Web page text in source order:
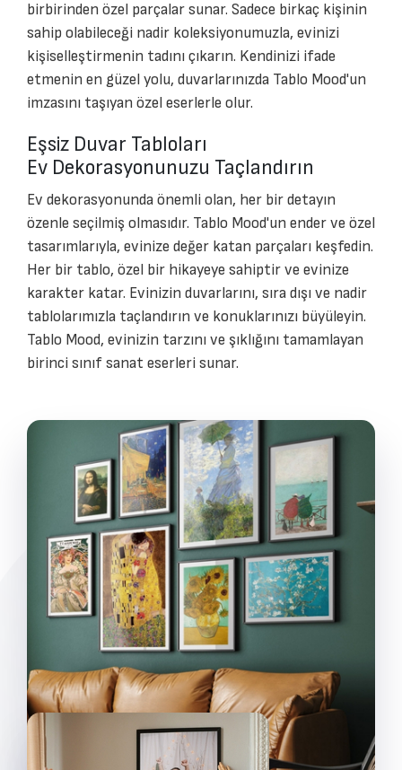
birbirinden özel parçalar sunar. Sadece birkaç kişinin
sahip olabileceği nadir koleksiyonumuzla, evinizi
kişiselleştirmenin tadını çıkarın. Kendinizi ifade
etmenin en güzel yolu, duvarlarınızda Tablo Mood'un
imzasını taşıyan özel eserlerle olur.
Eşsiz Duvar Tabloları
Ev Dekorasyonunuzu Taçlandırın
Ev dekorasyonunda önemli olan, her bir detayın
özenle seçilmiş olmasıdır. Tablo Mood'un ender ve özel
tasarımlarıyla, evinize değer katan parçaları keşfedin.
Her bir tablo, özel bir hikayeye sahiptir ve evinize
karakter katar. Evinizin duvarlarını, sıra dışı ve nadir
tablolarımızla taçlandırın ve konuklarınızı büyüleyin.
Tablo Mood, evinizin tarzını ve şıklığını tamamlayan
birinci sınıf sanat eserleri sunar.